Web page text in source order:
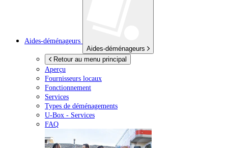
Aides-déménageurs
Aides-déménageurs
Retour au menu principal
Aperçu
Fournisseurs locaux
Fonctionnement
Services
Types de déménagements
U-Box - Services
FAQ